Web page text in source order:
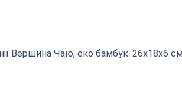
Вершина Чаю, еко бамбук. 26х18х6